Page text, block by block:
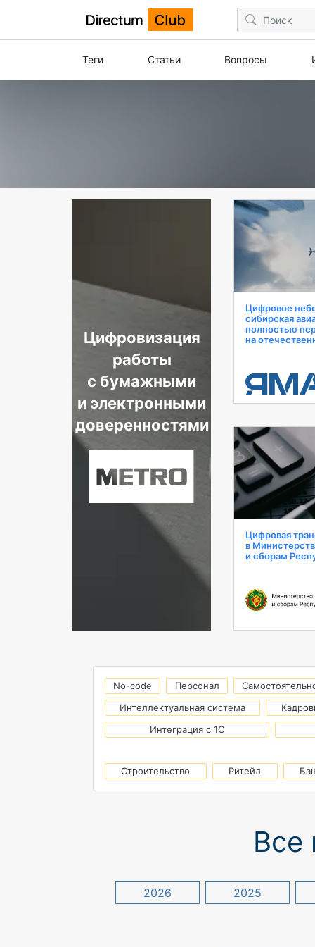
Теги Статьи Вопросы
Цифровизация
работы
с бумажными
и электронными
доверенностями
Этап оформления
Цифровое
сибирская
полностью
на
Цифровая
в
и сборам
No-code Персонал
Интеллектуальная система
Интеграция с 1С
Строительство Ритейл
Все
2026 2025